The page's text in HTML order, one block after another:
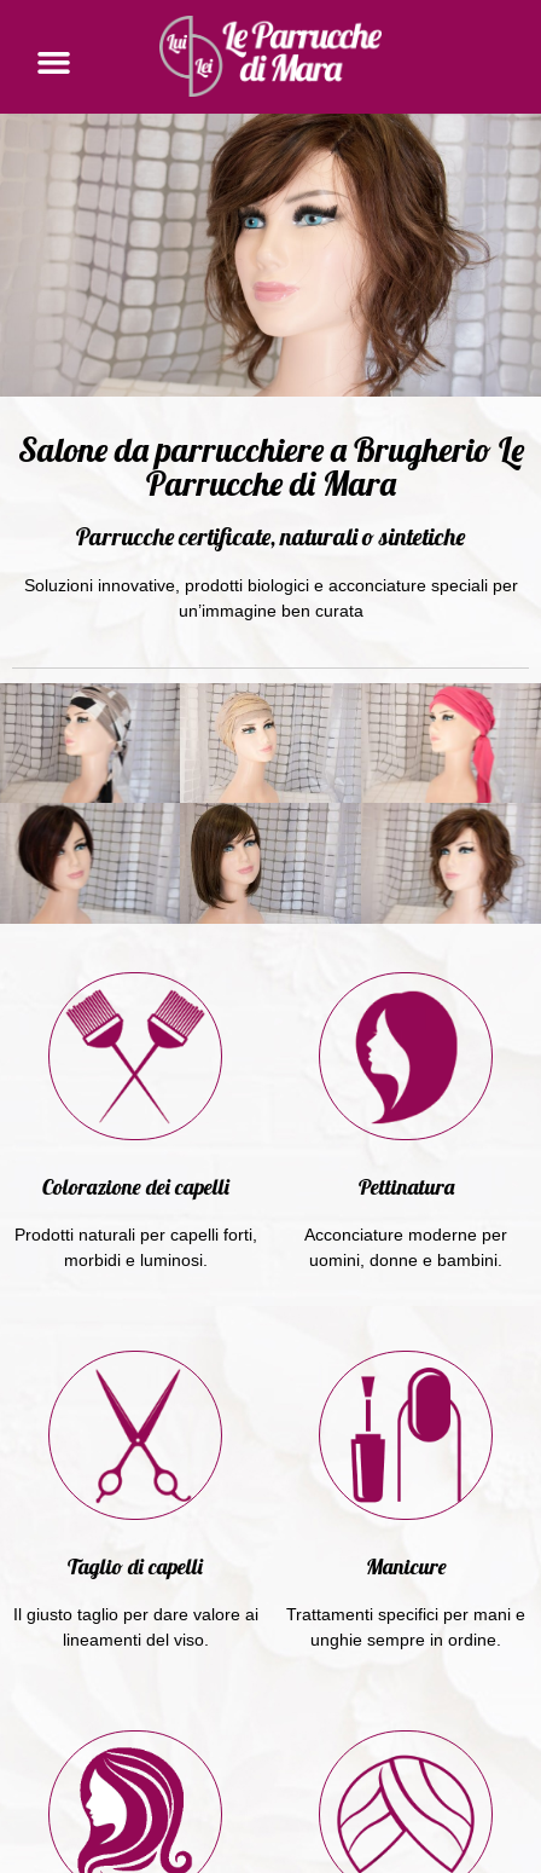
Salone da parrucchiere a Brugherio Le
Parrucche di Mara
Parrucche certificate, naturali o sintetiche
Soluzioni innovative, prodotti biologici e acconciature speciali per
un’immagine ben curata
Colorazione dei capelli
Prodotti naturali per capelli forti,
morbidi e luminosi.
Pettinatura
Acconciature moderne per
uomini, donne e bambini.
Taglio di capelli
Il giusto taglio per dare valore ai
lineamenti del viso.
Manicure
Trattamenti specifici per mani e
unghie sempre in ordine.